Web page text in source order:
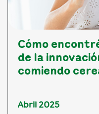
Cómo
de la
comiendo
Abril 2025